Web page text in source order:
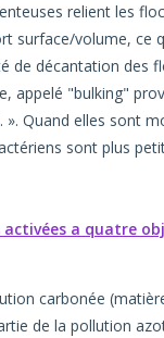
relient les
surface/volume, ce
de décantation des
appelé "bulking"
». Quand elles sont
sont plus
activées a quatre
carbonée
de la pollution